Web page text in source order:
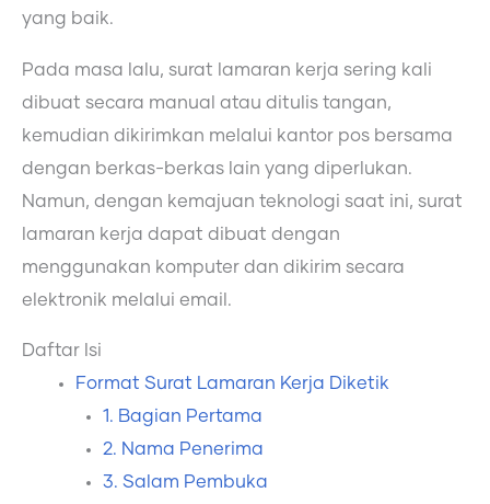
yang baik.
Pada masa lalu, surat lamaran kerja sering kali
dibuat secara manual atau ditulis tangan,
kemudian dikirimkan melalui kantor pos bersama
dengan berkas-berkas lain yang diperlukan.
Namun, dengan kemajuan teknologi saat ini, surat
lamaran kerja dapat dibuat dengan
menggunakan komputer dan dikirim secara
elektronik melalui email.
Daftar Isi
Format Surat Lamaran Kerja Diketik
1. Bagian Pertama
2. Nama Penerima
3. Salam Pembuka